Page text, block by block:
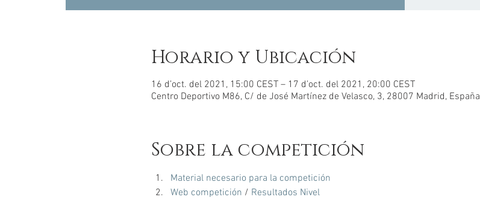
Horario y Ubicación
16 d’oct. del 2021, 15:00 CEST – 17 d’oct. del 2021, 20:00 CEST
Centro Deportivo M86, C/ de José Martínez de Velasco, 3, 28007 Madrid, España
Sobre la competición
Material necesario para la competición
Web competición / Resultados Nivel